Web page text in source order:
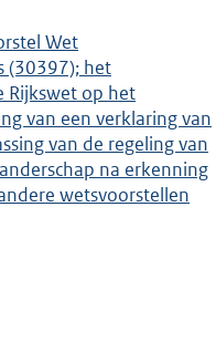
Wet
(30397); het
Rijkswet op het
van een verklaring van
van de regeling van
na erkenning
wetsvoorstellen